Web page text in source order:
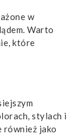
w
Warto
które
stylach i
również jako